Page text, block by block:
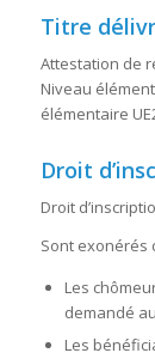
Titre
Attestation de
Niveau
élémentaire
Droit
Droit
Sont exonérés
Les
demandé
Les